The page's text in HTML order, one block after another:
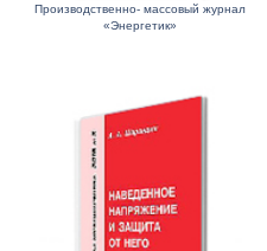
Производственно- массовый журнал
«Энергетик»